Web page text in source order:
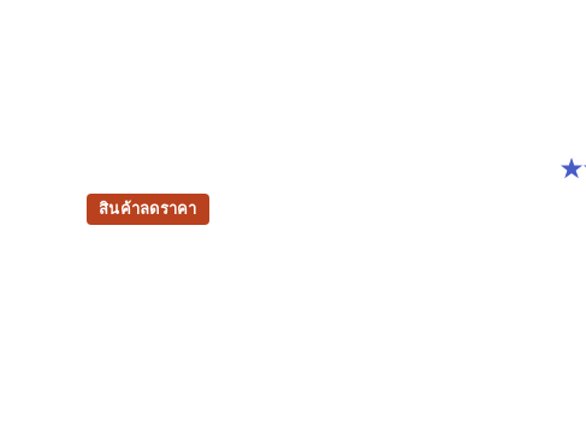
4.8 จาก 5 ดาว 208 รีวิว
สินค้าลดราคา